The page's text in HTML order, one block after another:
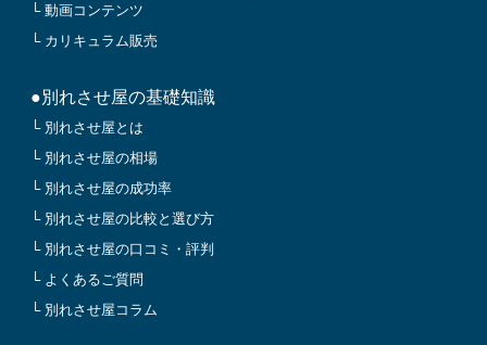
└ 動画コンテンツ
└ カリキュラム販売
●別れさせ屋の基礎知識
└ 別れさせ屋とは
└ 別れさせ屋の相場
└ 別れさせ屋の成功率
└ 別れさせ屋の比較と選び方
└ 別れさせ屋の口コミ・評判
└ よくあるご質問
└ 別れさせ屋コラム